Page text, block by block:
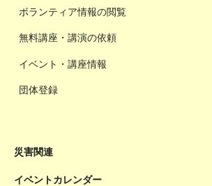
ボランティア情報の閲覧
無料講座・講演の依頼
イベント・講座情報
団体登録
災害関連
イベントカレンダー